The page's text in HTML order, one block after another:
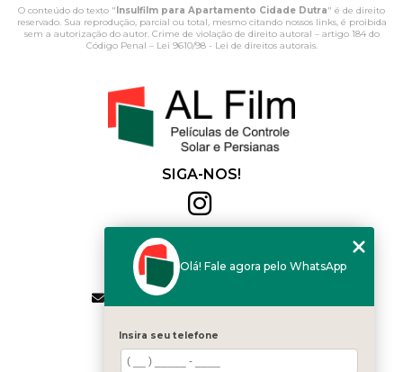
O conteúdo do texto "Insulfilm para Apartamento Cidade Dutra" é de direito
reservado. Sua reprodução, parcial ou total, mesmo citando nossos links, é proibida
sem a autorização do autor. Crime de violação de direito autoral – artigo 184 do
Código Penal – Lei 9610/98 - Lei de direitos autorais.
SIGA-NOS!
(11) 2564-4684
(11) 94168-2041
contato.vendas@alfilm.com.br
MENU
HOME
Olá! Fale agora pelo WhatsApp
Insira seu telefone